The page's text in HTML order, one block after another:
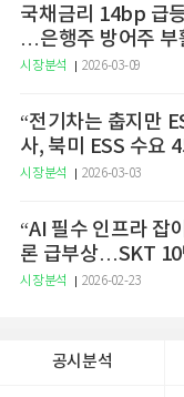
국채금리 14bp 급
…은행주 방어주 부
시장분석 2026-03-09
“전기차는 춥지만
사, 북미 ESS 수요
시장분석 2026-03-03
“AI 필수 인프라 잡
론 급부상…SKT 10
증권
시장분석 2026-02-23
공시분석